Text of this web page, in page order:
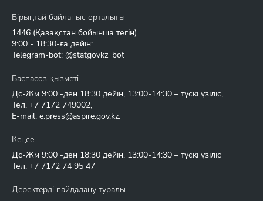
Бірыңғай байланыс орталығы
1446 (Қазақстан бойынша тегін)
9:00 - 18:30-ға дейін:
Telegram-bot: @statgovkz_bot
Баспасөз қызметі
Дс-Жм 9:00 -ден 18:30 дейін, 13:00-14:30 – түскі үзіліс,
Тел. +7 7172 749002,
E-mail: e.press@aspire.gov.kz.
Кеңсе
Дс-Жм 9:00 -ден 18:30 дейін, 13:00-14:30 – түскі үзіліс
Тел. +7 7172 74 95 47
Деректерді пайдалану туралы